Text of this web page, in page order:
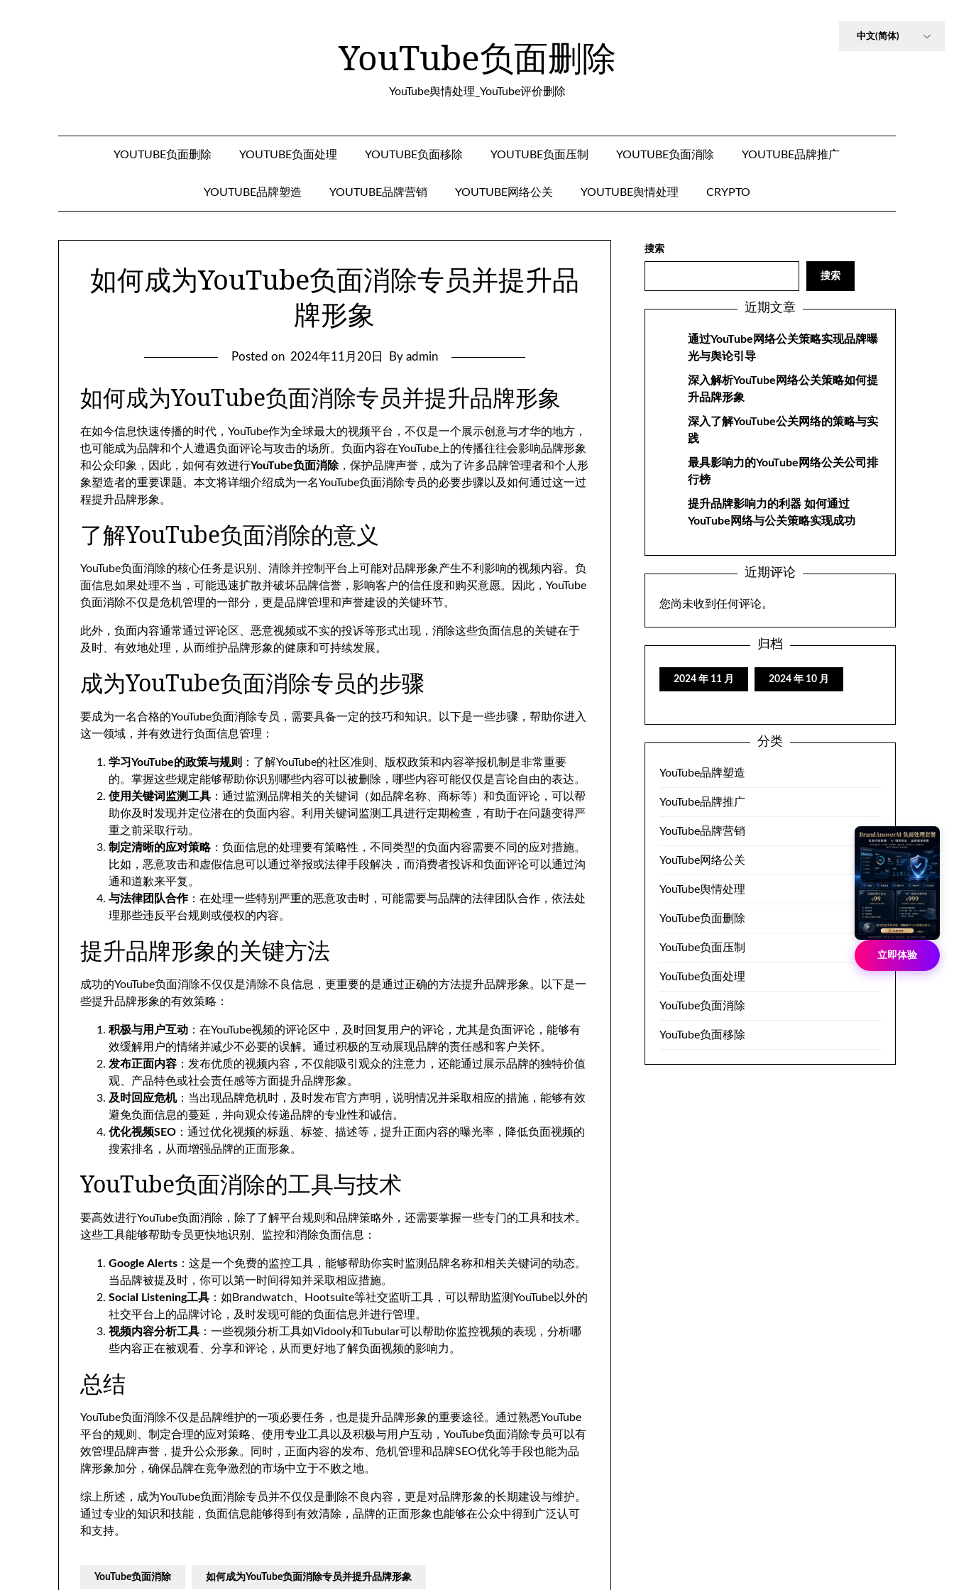
YouTube负面删除
YouTube舆情处理_YouTube评价删除
YOUTUBE负面删除 YOUTUBE负面处理 YOUTUBE负面移除 YOUTUBE负面压制 YOUTUBE负面消除 YOUTUBE品牌推广
YOUTUBE品牌塑造 YOUTUBE品牌营销 YOUTUBE网络公关 YOUTUBE舆情处理 CRYPTO
如何成为YouTube负面消除专员并提升品
牌形象
Posted on 2024年11月20日 By admin
如何成为YouTube负面消除专员并提升品牌形象
在如今信息快速传播的时代，YouTube作为全球最大的视频平台，不仅是一个展示创意与才华的地方，
也可能成为品牌和个人遭遇负面评论与攻击的场所。负面内容在YouTube上的传播往往会影响品牌形象
和公众印象，因此，如何有效进行YouTube负面消除，保护品牌声誉，成为了许多品牌管理者和个人形
象塑造者的重要课题。本文将详细介绍成为一名YouTube负面消除专员的必要步骤以及如何通过这一过
程提升品牌形象。
了解YouTube负面消除的意义
YouTube负面消除的核心任务是识别、清除并控制平台上可能对品牌形象产生不利影响的视频内容。负
面信息如果处理不当，可能迅速扩散并破坏品牌信誉，影响客户的信任度和购买意愿。因此，YouTube
负面消除不仅是危机管理的一部分，更是品牌管理和声誉建设的关键环节。
此外，负面内容通常通过评论区、恶意视频或不实的投诉等形式出现，消除这些负面信息的关键在于
及时、有效地处理，从而维护品牌形象的健康和可持续发展。
成为YouTube负面消除专员的步骤
要成为一名合格的YouTube负面消除专员，需要具备一定的技巧和知识。以下是一些步骤，帮助你进入
这一领域，并有效进行负面信息管理：
学习YouTube的政策与规则
：了解YouTube的社区准则、版权政策和内容举报机制是非常重要
的。掌握这些规定能够帮助你识别哪些内容可以被删除，哪些内容可能仅仅是言论自由的表达。
使用关键词监测工具 ：通过监测品牌相关的关键词（如品牌名称、商标等）和负面评论，可以帮
助你及时发现并定位潜在的负面内容。利用关键词监测工具进行定期检查，有助于在问题变得严
重之前采取行动。
制定清晰的应对策略：负面信息的处理要有策略性，不同类型的负面内容需要不同的应对措施。
比如，恶意攻击和虚假信息可以通过举报或法律手段解决，而消费者投诉和负面评论可以通过沟
通和道歉来平复。
与法律团队合作：在处理一些特别严重的恶意攻击时，可能需要与品牌的法律团队合作，依法处
理那些违反平台规则或侵权的内容。
提升品牌形象的关键方法
成功的YouTube负面消除不仅仅是清除不良信息，更重要的是通过正确的方法提升品牌形象。以下是一
些提升品牌形象的有效策略：
积极与用户互动 ：在YouTube视频的评论区中，及时回复用户的评论，尤其是负面评论，能够有
效缓解用户的情绪并减少不必要的误解。通过积极的互动展现品牌的责任感和客户关怀。
发布正面内容 ：发布优质的视频内容，不仅能吸引观众的注意力，还能通过展示品牌的独特价值
观、产品特色或社会责任感等方面提升品牌形象。
及时回应危机：当出现品牌危机时，及时发布官方声明，说明情况并采取相应的措施，能够有效
避免负面信息的蔓延，并向观众传递品牌的专业性和诚信。
优化视频SEO ：通过优化视频的标题、标签、描述等，提升正面内容的曝光率，降低负面视频的
搜索排名，从而增强品牌的正面形象。
YouTube负面消除的工具与技术
要高效进行YouTube负面消除，除了了解平台规则和品牌策略外，还需要掌握一些专门的工具和技术。
这些工具能够帮助专员更快地识别、监控和消除负面信息：
Google Alerts ：这是一个免费的监控工具，能够帮助你实时监测品牌名称和相关关键词的动态。
当品牌被提及时，你可以第一时间得知并采取相应措施。
Social Listening工具 ：如Brandwatch、Hootsuite等社交监听工具，可以帮助监测YouTube以外的
社交平台上的品牌讨论，及时发现可能的负面信息并进行管理。
视频内容分析工具 ：一些视频分析工具如Vidooly和Tubular可以帮助你监控视频的表现，分析哪
些内容正在被观看、分享和评论，从而更好地了解负面视频的影响力。
总结
YouTube负面消除不仅是品牌维护的一项必要任务，也是提升品牌形象的重要途径。通过熟悉YouTube
平台的规则、制定合理的应对策略、使用专业工具以及积极与用户互动，YouTube负面消除专员可以有
效管理品牌声誉，提升公众形象。同时，正面内容的发布、危机管理和品牌SEO优化等手段也能为品
牌形象加分，确保品牌在竞争激烈的市场中立于不败之地。
综上所述，成为YouTube负面消除专员并不仅仅是删除不良内容，更是对品牌形象的长期建设与维护。
通过专业的知识和技能，负面信息能够得到有效清除，品牌的正面形象也能够在公众中得到广泛认可
和支持。
YouTube负面消除 如何成为YouTube负面消除专员并提升品牌形象
搜索
搜索
近期文章
通过YouTube网络公关策略实现品牌曝
光与舆论引导
深入解析YouTube网络公关策略如何提
升品牌形象
深入了解YouTube公关网络的策略与实
践
最具影响力的YouTube网络公关公司排
行榜
提升品牌影响力的利器 如何通过
YouTube网络与公关策略实现成功
近期评论
您尚未收到任何评论。
归档
2024 年 11 月 2024 年 10 月
分类
YouTube品牌塑造
YouTube品牌推广
YouTube品牌营销
YouTube网络公关
YouTube舆情处理
YouTube负面删除
YouTube负面压制
YouTube负面处理
YouTube负面消除
YouTube负面移除
立即体验